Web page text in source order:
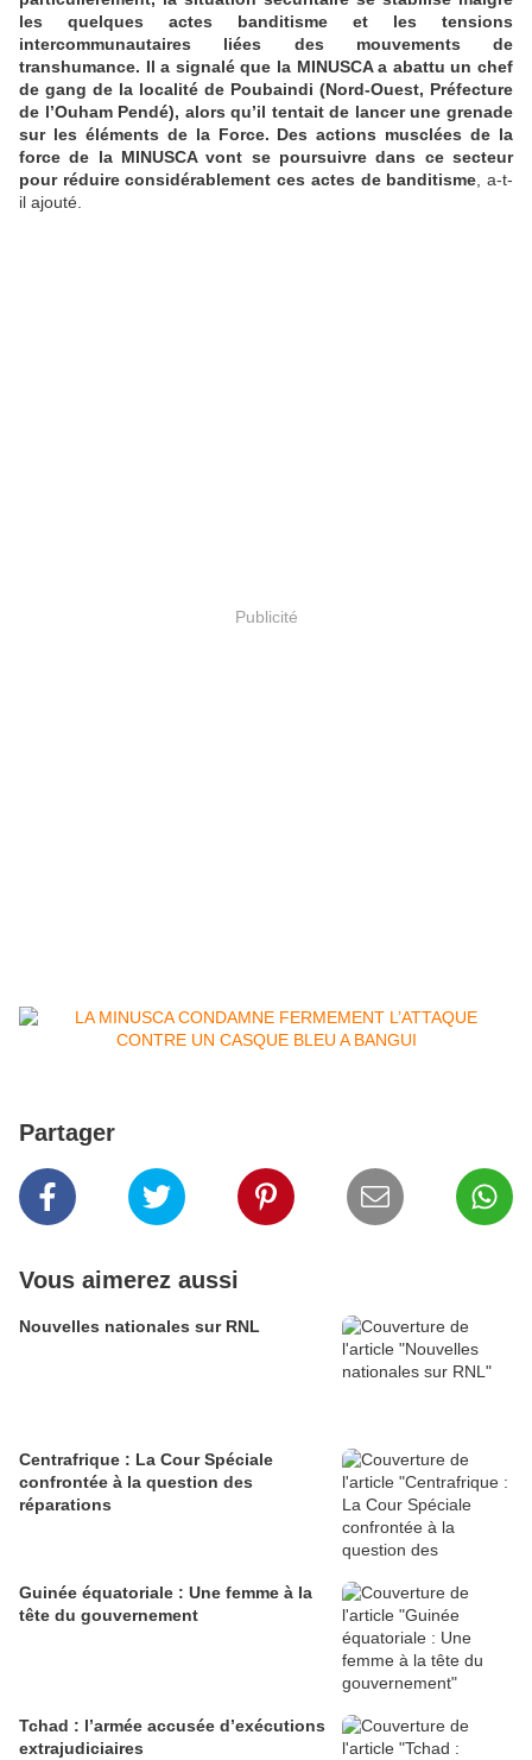
les quelques actes banditisme et les tensions
intercommunautaires liées des mouvements de
transhumance. Il a signalé que la MINUSCA a abattu un chef
de gang de la localité de Poubaindi (Nord-Ouest, Préfecture
de l’Ouham Pendé), alors qu’il tentait de lancer une grenade
sur les éléments de la Force. Des actions musclées de la
force de la MINUSCA vont se poursuivre dans ce secteur
pour réduire considérablement ces actes de banditisme , a-t-
il ajouté.
Publicité
Partager
Vous aimerez aussi
Nouvelles nationales sur RNL
Centrafrique : La Cour Spéciale
confrontée à la question des
réparations
Guinée équatoriale : Une femme à la
tête du gouvernement
Tchad : l’armée accusée d’exécutions
extrajudiciaires